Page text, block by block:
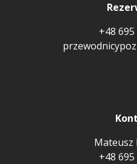
+48
Mateusz
+48